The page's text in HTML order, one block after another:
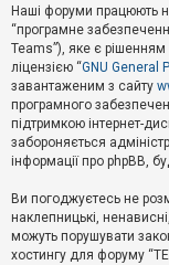
м
и
б
е
з
в
і
д
п
о
в
д
й
Наші форуми працюють
“програмне
Teams”), яке є
ліцензією “GNU General
завантаженим з сайту
програмного
підтримкою інтернет-
забороняється
інформації про phpBB,
Ви погоджуєтесь не
наклепницькі,
можуть порушувати
хостингу для форуму